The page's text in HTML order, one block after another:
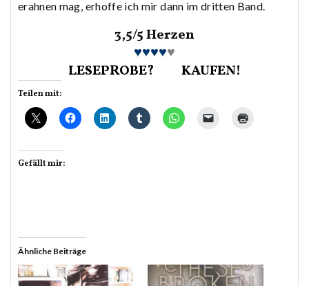
erahnen mag, erhoffe ich mir dann im dritten Band.
3,5/5 Herzen
♥♥♥♥♥
LESEPROBE?
KAUFEN!
Teilen mit:
Gefällt mir:
Ähnliche Beiträge